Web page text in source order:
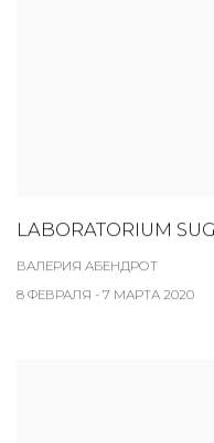
LABORATORIUM
ВАЛЕРИЯ АБЕНДРОТ
8 ФЕВРАЛЯ - 7 МАРТА 2020